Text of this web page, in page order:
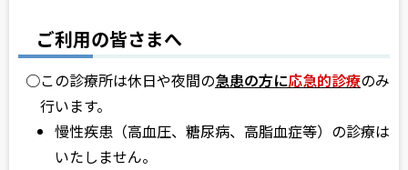
ご利用の皆さまへ
○この診療所は休日や夜間の急患の方に応急的診療のみ
行います。
慢性疾患（高血圧、糖尿病、高脂血症等）の診療は
いたしません。